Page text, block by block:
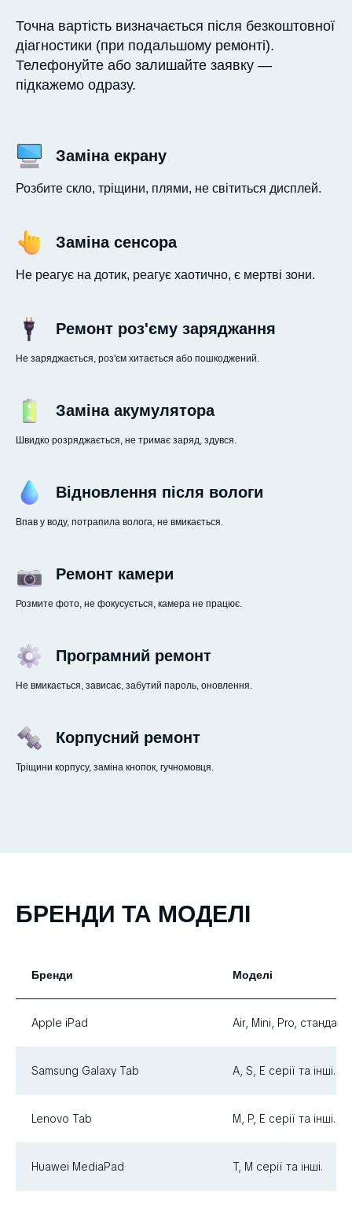
Точна вартість визначається після безкоштовної
діагностики (при подальшому ремонті).
Телефонуйте або залишайте заявку —
підкажемо одразу.
Заміна екрану
Розбите скло, тріщини, плями, не світиться дисплей.
Заміна сенсора
Не реагує на дотик, реагує хаотично, є мертві зони.
Ремонт роз'єму заряджання
Не заряджається, роз'єм хитається або пошкоджений.
Заміна акумулятора
Швидко розряджається, не тримає заряд, здувся.
Відновлення після вологи
Впав у воду, потрапила волога, не вмикається.
Ремонт камери
Розмите фото, не фокусується, камера не працює.
Програмний ремонт
Не вмикається, зависає, забутий пароль, оновлення.
Корпусний ремонт
Тріщини корпусу, заміна кнопок, гучномовця.
БРЕНДИ ТА МОДЕЛІ
Бренди Моделі
Apple iPad Air, Mini, Pro,
Samsung Galaxy Tab A, S, E серії та інші.
Lenovo Tab M, P, E серії та інші.
Huawei MediaPad T, M серії та інші.